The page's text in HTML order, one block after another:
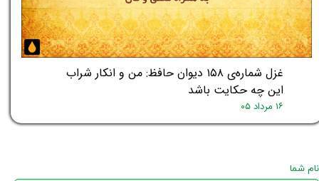
غزل شماره‌ی ۱۵۸ دیوان حافظ: من و انکار شراب
این چه حکایت باشد
۱۶ مرداد ۰۵
نام شما